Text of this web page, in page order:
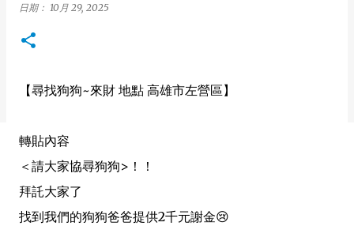
日期： 10月 29, 2025
【尋找狗狗~來財 地點 高雄市左營區】
轉貼內容
＜請大家協尋狗狗>！！
拜託大家了
找到我們的狗狗爸爸提供2千元謝金😢